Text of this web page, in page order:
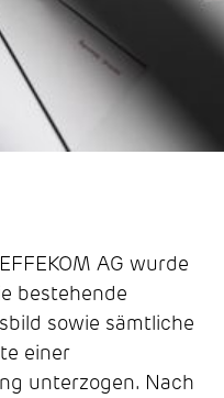
AG wurde
bestehende
sowie sämtliche
einer
unterzogen. Nach